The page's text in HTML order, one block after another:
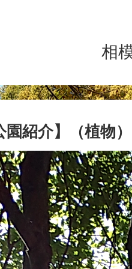
相
園紹介】（植物